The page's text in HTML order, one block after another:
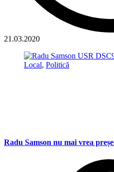
21.03.2020
Local, Politică
Radu Samson nu mai vrea